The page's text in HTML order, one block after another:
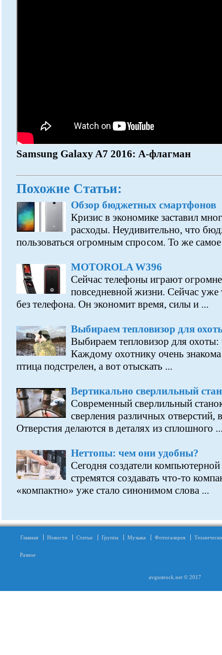
Samsung Galaxy A7 2016: А-флагман
Похожие Статьи:
Обзор бюджетных смартфонов
Кризис в экономике заставил
расходы. Неудивительно, что
пользоваться огромным спросом. То же
MOTOROLA W396
Сейчас телефоны играют
повседневной жизни. Сейчас уже
без телефона. Он экономит время, силы и ...
Выбираем тепловизор для
Выбираем тепловизор для
Каждому охотнику очень знакома
птица подстрелен, а вот отыскать ...
Вертикально сверлильный
Современный сверлильный
сверления различных отверстий,
Отверстия делаются в деталях из сплошного
Неттопы: чем они удобны?
Сегодня создатели
стремятся создавать что-то
«компактно» уже стало синонимом слова ...
Главная Новости Статьи Группа Музыка Фотогалерея
Разное
avgustrock.net © 2017